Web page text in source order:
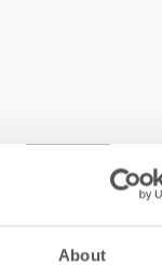
About
Aava V4